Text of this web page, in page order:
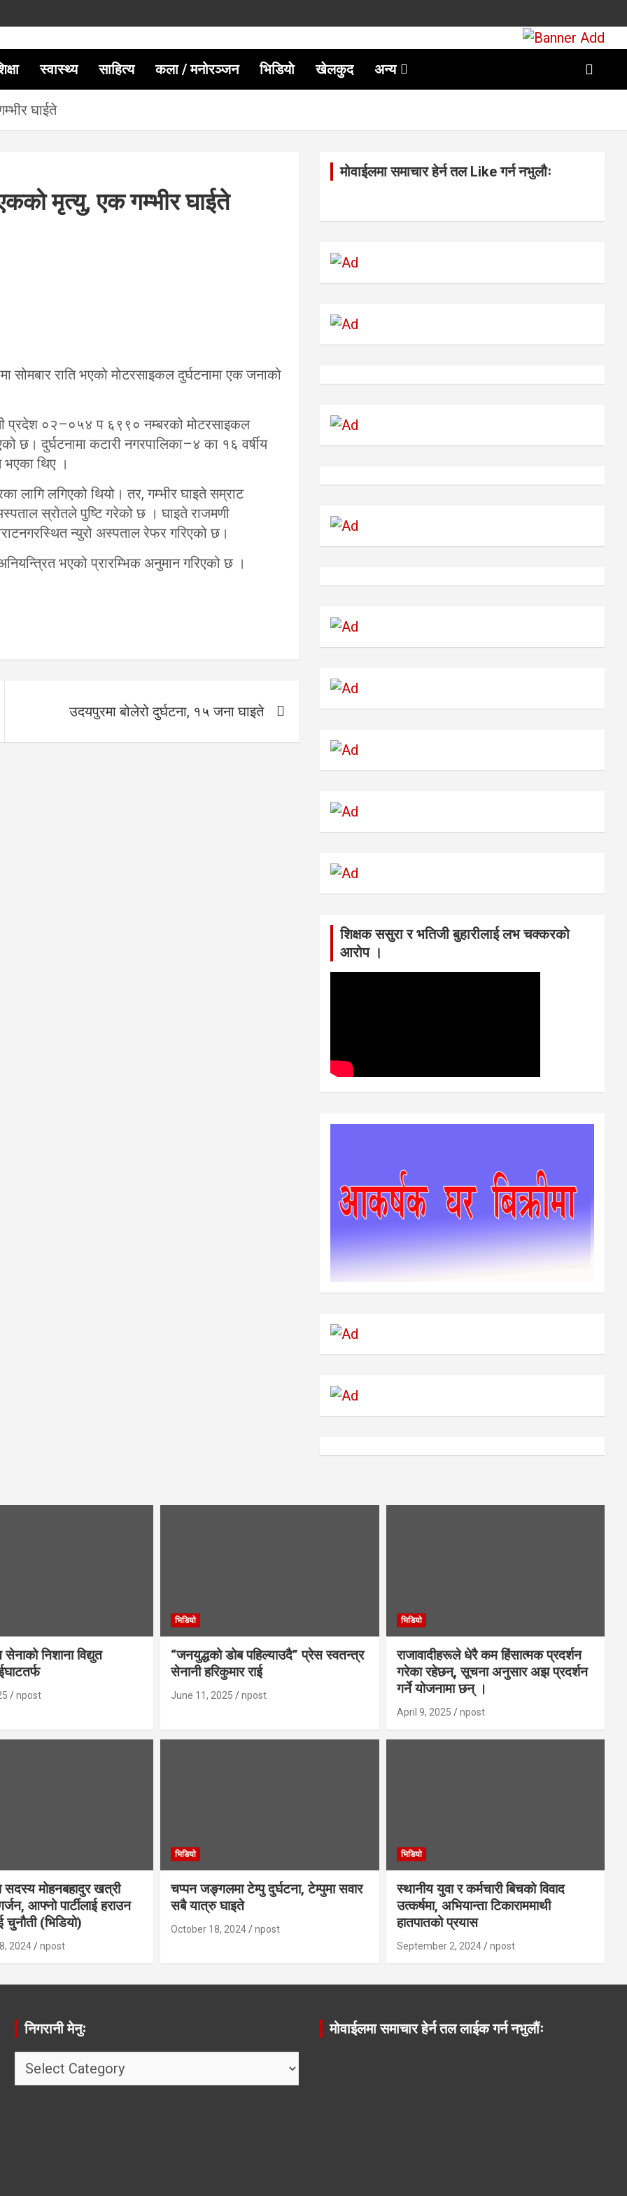
स्वास्थ्य साहित्य कला / मनोरञ्जन भिडियाे खेलकुद अन्य
घाईते
मृत्यु, एक गम्भीर घाईते
राति भएको मोटरसाइकल दुर्घटनामा एक जनाको
प्रदेश ०२–०५४ प ६९९० नम्बरको मोटरसाइकल
दुर्घटनामा कटारी नगरपालिका–४ का १६ वर्षीय
भएका थिए ।
लागि लगिएको थियो। तर, गम्भीर घाइते सम्राट
स्रोतले पुष्टि गरेको छ । घाइते राजमणी
न्युरो अस्पताल रेफर गरिएको छ।
भएको प्रारम्भिक अनुमान गरिएको छ ।
उदयपुरमा बोलेरो दुर्घटना, १५ जना घाइते
मोवाईलमा समाचार हेर्न तल Like गर्न नभुलौः
शिक्षक ससुरा र भतिजी बुहारीलाई लभ चक्करको
आरोप ।
निशाना विद्युत
npost
भिडियाे
“जनयुद्धको डोब पहिल्याउदै” प्रेस स्वतन्त्र
सेनानी हरिकुमार राई
June 11, 2025 npost
भिडियाे
राजावादीहरूले धेरै कम हिंसात्मक प्रदर्शन
गरेका रहेछन्, सूचना अनुसार अझ प्रदर्शन
गर्ने योजनामा छन् ।
April 9, 2025 npost
सदस्य मोहनबहादुर खत्री
आफ्नो पार्टीलाई हराउन
(भिडियो)
2024 npost
भिडियाे
चप्पन जङ्गलमा टेम्पु दुर्घटना, टेम्पुमा सवार
सबै यात्रु घाइते
October 18, 2024 npost
भिडियाे
स्थानीय युवा र कर्मचारी बिचको विवाद
उत्कर्षमा, अभियान्ता टिकाराममाथी
हातपातको प्रयास
September 2, 2024 npost
निगरानी मेनुः
निगरानी
मोवाईलमा समाचार हेर्न तल लाईक गर्न नभुलौंः